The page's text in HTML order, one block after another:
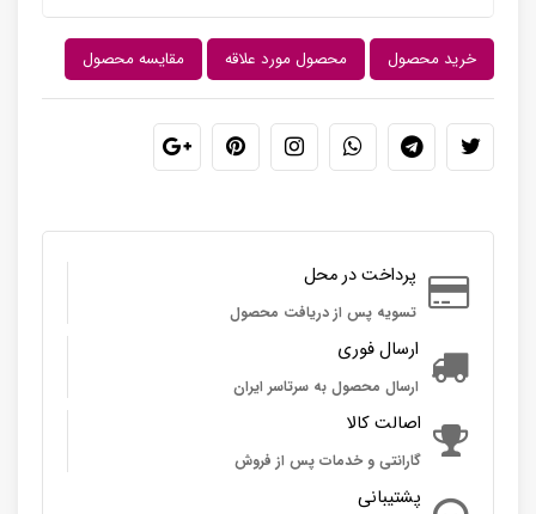
خرید محصول محصول مورد علاقه مقایسه محصول
پرداخت در محل
تسویه پس از دریافت محصول
ارسال فوری
ارسال محصول به سرتاسر ایران
اصالت کالا
گارانتی و خدمات پس از فروش
پشتیبانی